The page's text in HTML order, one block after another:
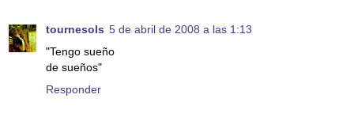
tournesols 5 de abril de 2008 a las 1:13
"Tengo sueño
de sueños"
Responder